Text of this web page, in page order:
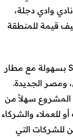
وادي دجلة،
قيمة للمنطقة
طريق النصر يربط مول Sky Ridge Sheraton بسهولة مع مطار
ومصر الجديدة.
المشروع سهلاً من
للعملاء والشركاء
للشركات التي